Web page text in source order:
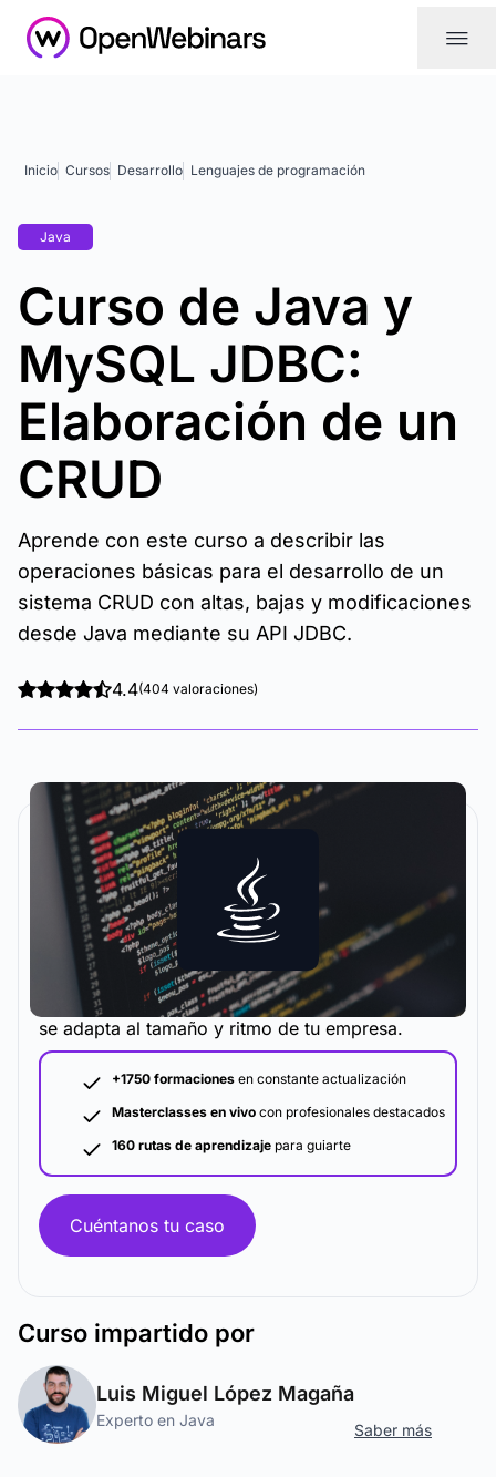
|||
Inicio Cursos Desarrollo Lenguajes de programación
Java
Curso de Java y
MySQL JDBC:
Elaboración de un
CRUD
Aprende con este curso a describir las
operaciones básicas para el desarrollo de un
sistema CRUD con altas, bajas y modificaciones
desde Java mediante su API JDBC.
4.4(404 valoraciones)
La metodología y plataforma de formación que
se adapta al tamaño y ritmo de tu empresa.
+1750 formaciones en constante actualización
Masterclasses en vivo con profesionales destacados
160 rutas de aprendizaje para guiarte
Cuéntanos tu caso
Curso impartido por
Luis Miguel López Magaña
Experto en Java
Saber más